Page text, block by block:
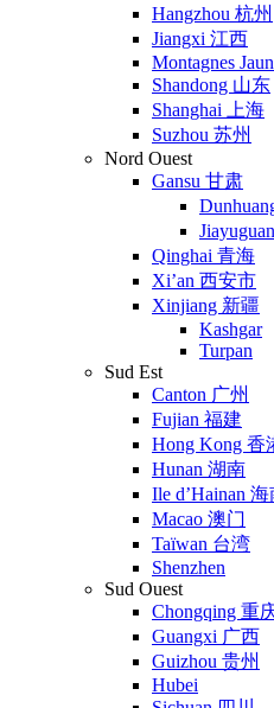
Hangzhou 杭州
Jiangxi 江西
Montagnes
Shandong 山东
Shanghai 上海
Suzhou 苏州
Nord Ouest
Gansu 甘肃
Qinghai 青海
Xi’an 西安市
Xinjiang 新疆
Kashgar
Turpan
Sud Est
Canton 广州
Fujian 福建
Hong Kong 香
Hunan 湖南
Ile d’Hainan
Macao 澳门
Taïwan 台湾
Shenzhen
Sud Ouest
Chongqing 重
Guangxi 广西
Guizhou 贵州
Hubei